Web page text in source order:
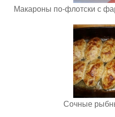
Макароны по-флотски с
Сочные